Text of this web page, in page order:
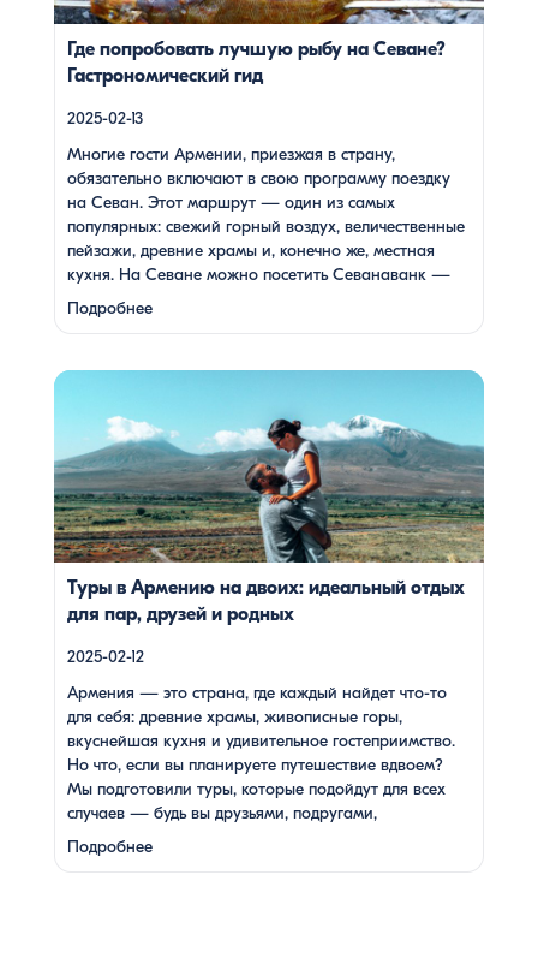
который менее известен, но не менее […]
Где попробовать лучшую рыбу на Севане?
Гастрономический гид
2025-02-13
Многие гости Армении, приезжая в страну,
обязательно включают в свою программу поездку
на Севан. Этот маршрут — один из самых
популярных: свежий горный воздух, величественные
пейзажи, древние храмы и, конечно же, местная
кухня. На Севане можно посетить Севанаванк —
знаменитый монастырь IX века, расположенный на
полуострове, а также Айраванк, который менее
Подробнее
Армения — это страна, где каждый найдет что-то для
кухня и удивительное гостеприимство. Но что, если вы
планируете путешествие вдвоем? Мы подготовили туры,
которые подойдут для всех случаев — будь вы друзьями,
подругами, родителями с детьми, молодой парой или
супругами в возрасте. Какой тур выбрать для
путешествия вдвоем? 1. […]
Туры в Армению на двоих: идеальный отдых
для пар, друзей и родных
2025-02-12
Армения — это страна, где каждый найдет что-то
для себя: древние храмы, живописные горы,
вкуснейшая кухня и удивительное гостеприимство.
Но что, если вы планируете путешествие вдвоем?
Мы подготовили туры, которые подойдут для всех
случаев — будь вы друзьями, подругами,
родителями с детьми, молодой парой или супругами
в возрасте. Какой тур выбрать для путешествия
Подробнее